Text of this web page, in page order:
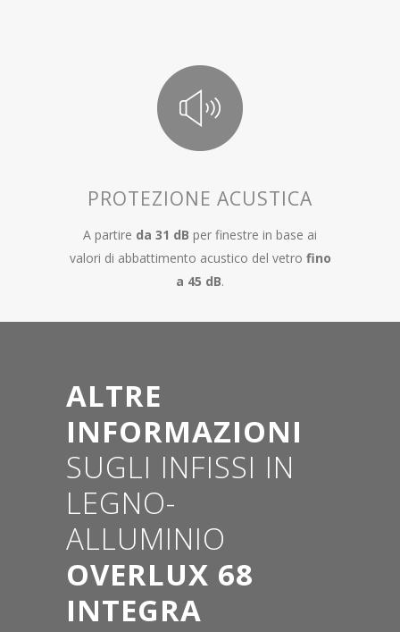
PROTEZIONE ACUSTICA
A partire da 31 dB per finestre in base ai
valori di abbattimento acustico del vetro fino
a 45 dB.
ALTRE
INFORMAZIONI
SUGLI INFISSI IN
LEGNO-
ALLUMINIO
OVERLUX 68
INTEGRA